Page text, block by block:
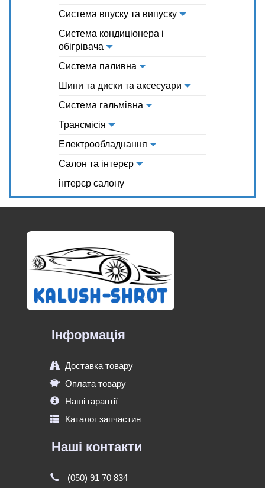
Система впуску та випуску
Система кондиціонера і
обігрівача
Система паливна
Шини та диски та аксесуари
Система гальмівна
Трансмісія
Електрообладнання
Салон та інтерєр
інтерєр салону
Інформація
Доставка товару
Оплата товару
Наші гарантії
Каталог запчастин
Наші контакти
(050) 91 70 834